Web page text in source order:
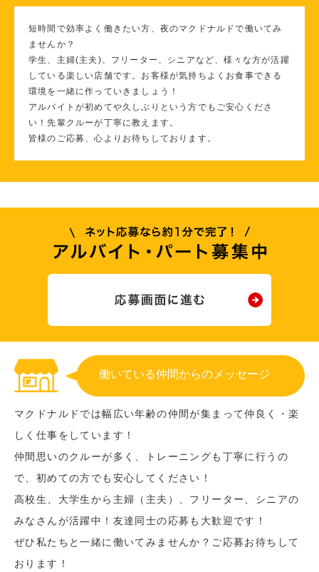
短時間で効率よく働きたい方、夜のマクドナルドで働いてみ
ませんか？
学生、主婦(主夫)、フリーター、シニアなど、様々な方が活躍
している楽しい店舗です。お客様が気持ちよくお食事できる
環境を一緒に作っていきましょう！
アルバイトが初めてや久しぶりという方でもご安心くださ
い！先輩クルーが丁寧に教えます。
皆様のご応募、心よりお待ちしております。
働いている仲間からのメッセージ
マクドナルドでは幅広い年齢の仲間が集まって仲良く・楽
しく仕事をしています！
仲間思いのクルーが多く、トレーニングも丁寧に行うの
で、初めての方でも安心してください！
高校生、大学生から主婦（主夫）、フリーター、シニアの
みなさんが活躍中！友達同士の応募も大歓迎です！
ぜひ私たちと一緒に働いてみませんか？ご応募お待ちして
おります！